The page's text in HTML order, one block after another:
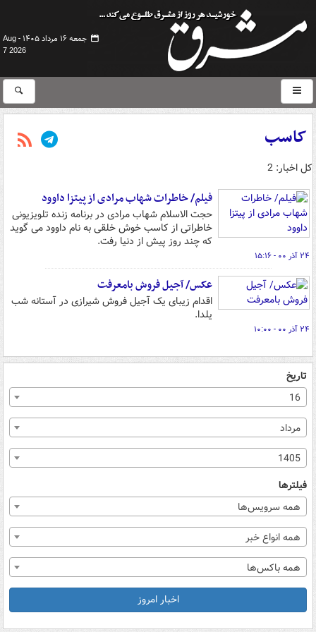
جمعه ۱۶ مرداد ۱۴۰۵ -
Aug
7 2026
کاسب
کل اخبار: 2
فیلم/ خاطرات شهاب مرادی از پیتزا داوود
حجت الاسلام شهاب مرادی در برنامه زنده تلویزیونی
خاطراتی از کاسب خوش خلقی به نام داوود می گوید
که چند روز پیش از دنیا رفت.
۲۴ آذر ۰۰ - ۱۵:۱۶
عکس/ آجیل فروش بامعرفت
اقدام زیبای یک آجیل فروش شیرازی در آستانه شب
یلدا.
۲۴ آذر ۰۰ - ۱۰:۰۰
تاریخ
16
مرداد
1405
فیلترها
همه سرویس‌ها
همه انواع خبر
همه باکس‌ها
اخبار امروز